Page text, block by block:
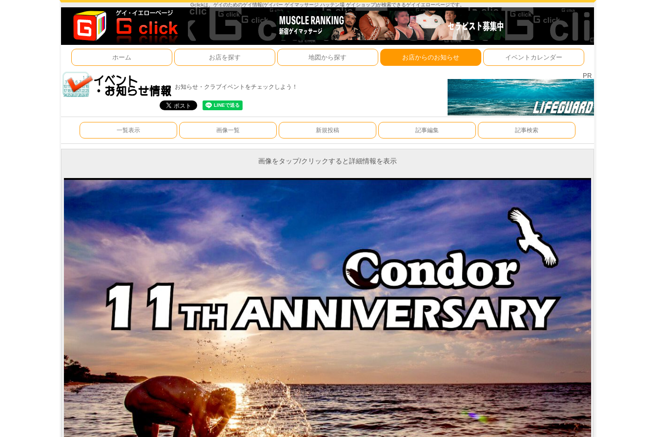
Gclickは、ゲイのためのゲイ情報(ゲイバー ゲイマッサージ ハッテン場 ゲイショップ)が検索できるゲイイエローページです。
ホーム お店を探す 地図から探す お店からのお知らせ イベントカレンダー
お知らせ・クラブイベントをチェックしよう！
PR
一覧表示 画像一覧 新規投稿 記事編集 記事検索
画像をタップ/クリックすると詳細情報を表示